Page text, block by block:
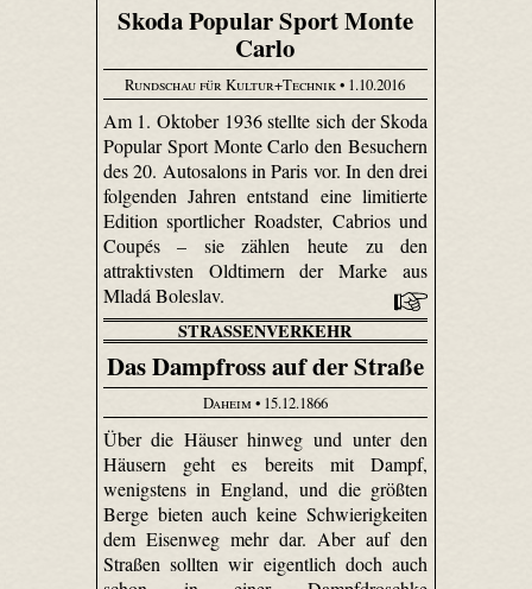
Skoda Popular Sport Monte
Carlo
Rundschau für Kultur+Technik• 1.10.2016
Am 1. Oktober 1936 stellte sich der Skoda
Popular Sport Monte Carlo den Besuchern
des 20. Autosalons in Paris vor. In den drei
folgenden Jahren entstand eine limitierte
Edition sportlicher Roadster, Cabrios und
Coupés – sie zählen heute zu den
attraktivsten Oldtimern der Marke aus
Mladá Boleslav.
STRASSENVERKEHR
Das Dampfross auf der Straße
Daheim • 15.12.1866
Über die Häuser hinweg und unter den
Häusern geht es bereits mit Dampf,
wenigstens in England, und die größten
Berge bieten auch keine Schwierigkeiten
dem Eisenweg mehr dar. Aber auf den
Straßen sollten wir eigentlich doch auch